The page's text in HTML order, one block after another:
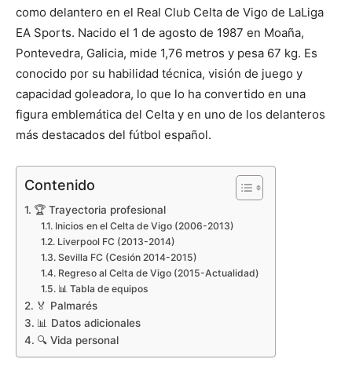
como delantero en el Real Club Celta de Vigo de LaLiga
EA Sports. Nacido el 1 de agosto de 1987 en Moaña,
Pontevedra, Galicia, mide 1,76 metros y pesa 67 kg. Es
conocido por su habilidad técnica, visión de juego y
capacidad goleadora, lo que lo ha convertido en una
figura emblemática del Celta y en uno de los delanteros
más destacados del fútbol español.
Contenido
🏆 Trayectoria profesional
Inicios en el Celta de Vigo (2006-2013)
Liverpool FC (2013-2014)
Sevilla FC (Cesión 2014-2015)
Regreso al Celta de Vigo (2015-Actualidad)
📊 Tabla de equipos
🏅 Palmarés
📊 Datos adicionales
🔍 Vida personal